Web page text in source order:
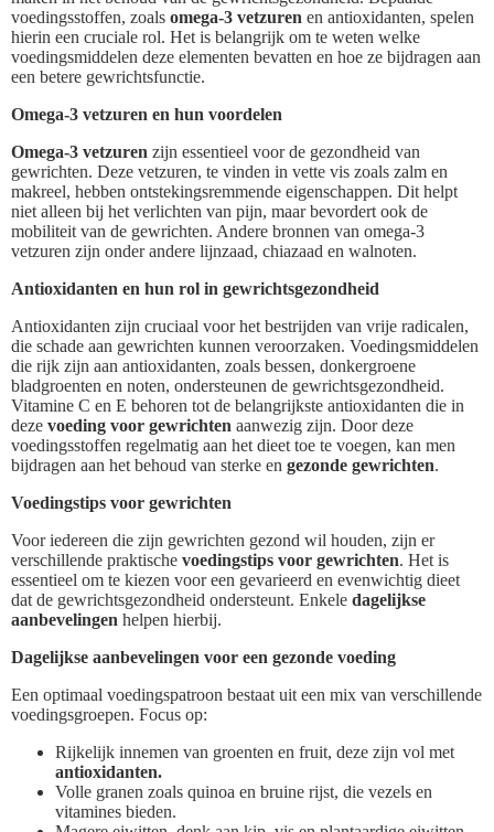
voedingsstoffen, zoals omega-3 vetzuren en antioxidanten, spelen
hierin een cruciale rol. Het is belangrijk om te weten welke
voedingsmiddelen deze elementen bevatten en hoe ze bijdragen aan
een betere gewrichtsfunctie.
Omega-3 vetzuren en hun voordelen
Omega-3 vetzuren zijn essentieel voor de gezondheid van
gewrichten. Deze vetzuren, te vinden in vette vis zoals zalm en
makreel, hebben ontstekingsremmende eigenschappen. Dit helpt
niet alleen bij het verlichten van pijn, maar bevordert ook de
mobiliteit van de gewrichten. Andere bronnen van omega-3
vetzuren zijn onder andere lijnzaad, chiazaad en walnoten.
Antioxidanten en hun rol in gewrichtsgezondheid
Antioxidanten zijn cruciaal voor het bestrijden van vrije radicalen,
die schade aan gewrichten kunnen veroorzaken. Voedingsmiddelen
die rijk zijn aan antioxidanten, zoals bessen, donkergroene
bladgroenten en noten, ondersteunen de gewrichtsgezondheid.
Vitamine C en E behoren tot de belangrijkste antioxidanten die in
deze voeding voor gewrichten aanwezig zijn. Door deze
voedingsstoffen regelmatig aan het dieet toe te voegen, kan men
bijdragen aan het behoud van sterke en gezonde gewrichten.
Voedingstips voor gewrichten
Voor iedereen die zijn gewrichten gezond wil houden, zijn er
verschillende praktische voedingstips voor gewrichten. Het is
essentieel om te kiezen voor een gevarieerd en evenwichtig dieet
dat de gewrichtsgezondheid ondersteunt. Enkele dagelijkse
aanbevelingen helpen hierbij.
Dagelijkse aanbevelingen voor een gezonde voeding
Een optimaal voedingspatroon bestaat uit een mix van verschillende
voedingsgroepen. Focus op:
Rijkelijk innemen van groenten en fruit, deze zijn vol met
antioxidanten.
Volle granen zoals quinoa en bruine rijst, die vezels en
vitamines bieden.